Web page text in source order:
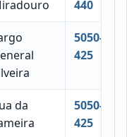
440
5050-
425
da
5050-
425